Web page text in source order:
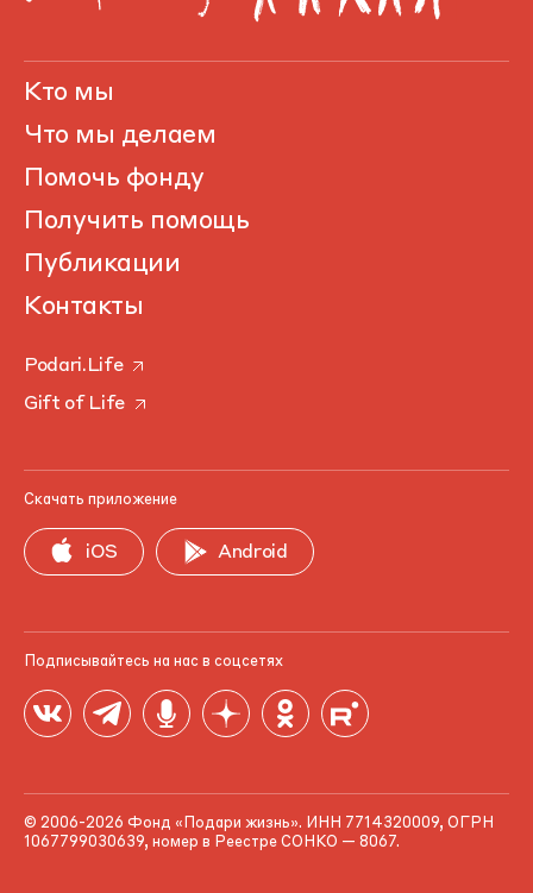
Кто мы
Что мы делаем
Помочь фонду
Получить помощь
Публикации
Контакты
Podari.Life
Gift of Life
Скачать приложение
iOS Android
Подписывайтесь на нас в соцсетях
© 2006-2026 Фонд «Подари жизнь». ИНН 7714320009, ОГРН
1067799030639, номер в Реестре СОНКО — 8067.